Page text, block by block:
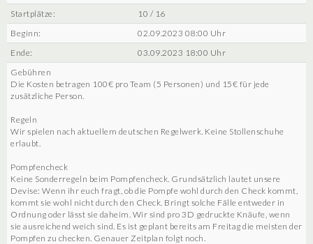
Startplätze:
10 / 16
Beginn:
02.09.2023 08:00 Uhr
Ende:
03.09.2023 18:00 Uhr
Gebühren
Die Kosten betragen 100€ pro Team (5 Personen) und 15€ für jede
zusätzliche Person.
Regeln
Wir spielen nach aktuellem deutschen Regelwerk. Keine Stollenschuhe
erlaubt.
Pompfencheck
Keine Sonderregeln beim Pompfencheck. Grundsätzlich lautet unsere
Devise: Wenn ihr euch fragt, ob die Pompfe wohl durch den Check kommt,
kommt sie wohl nicht durch den Check. Bringt solche Fälle entweder in
Ordnung oder lässt sie daheim. Wir sind pro 3D gedruckte Knäufe, wenn
sie ausreichend weich sind. Es ist geplant bereits am Freitag die meisten der
Pompfen zu checken. Genauer Zeitplan folgt noch.